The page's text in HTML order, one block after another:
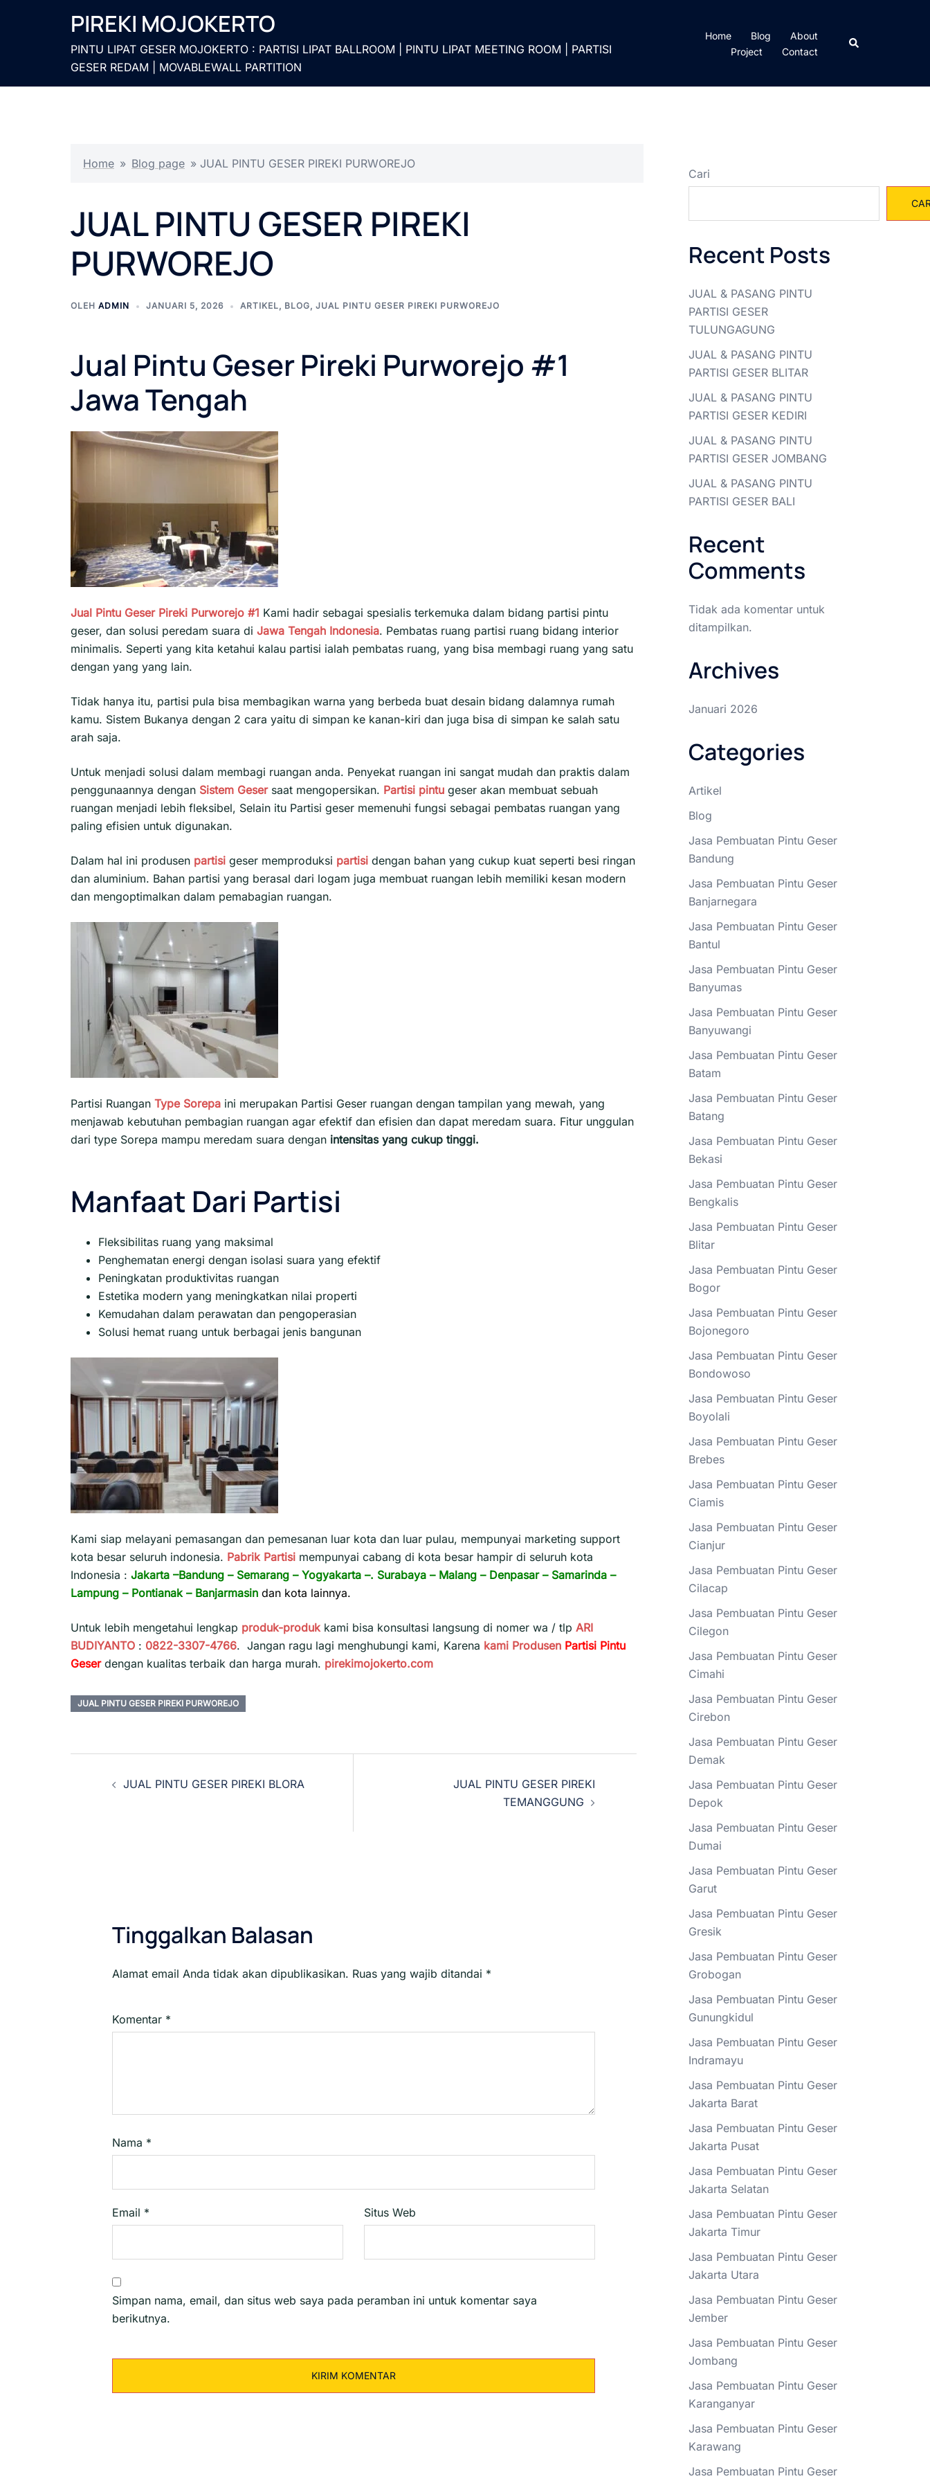
PIREKI MOJOKERTO
PINTU LIPAT GESER MOJOKERTO : PARTISI LIPAT BALLROOM | PINTU LIPAT MEETING ROOM | PARTISI
GESER REDAM | MOVABLEWALL PARTITION
Home Blog
About
Project
Contact
Cari
Home » Blog page » JUAL PINTU GESER PIREKI PURWOREJO
JUAL PINTU GESER PIREKI
PURWOREJO
OLEH ADMIN JANUARI 5, 2026 ARTIKEL, BLOG, JUAL PINTU GESER PIREKI PURWOREJO
Jual Pintu Geser Pireki Purworejo #1
Jawa Tengah
Jual Pintu Geser Pireki Purworejo #1 Kami hadir sebagai spesialis terkemuka dalam bidang partisi pintu
geser, dan solusi peredam suara di Jawa Tengah Indonesia. Pembatas ruang partisi ruang bidang interior
minimalis. Seperti yang kita ketahui kalau partisi ialah pembatas ruang, yang bisa membagi ruang yang satu
dengan yang yang lain.
Tidak hanya itu, partisi pula bisa membagikan warna yang berbeda buat desain bidang dalamnya rumah
kamu. Sistem Bukanya dengan 2 cara yaitu di simpan ke kanan-kiri dan juga bisa di simpan ke salah satu
arah saja.
Untuk menjadi solusi dalam membagi ruangan anda. Penyekat ruangan ini sangat mudah dan praktis dalam
penggunaannya dengan Sistem Gesersaat mengopersikan. Partisi pintu geser akan membuat sebuah
ruangan menjadi lebih fleksibel, Selain itu Partisi geser memenuhi fungsi sebagai pembatas ruangan yang
paling efisien untuk digunakan.
Dalam hal ini produsen partisi geser memproduksi partisi dengan bahan yang cukup kuat seperti besi ringan
dan aluminium. Bahan partisi yang berasal dari logam juga membuat ruangan lebih memiliki kesan modern
dan mengoptimalkan dalam pemabagian ruangan.
Partisi Ruangan Type Sorepa ini merupakan Partisi Geser ruangan dengan tampilan yang mewah, yang
menjawab kebutuhan pembagian ruangan agar efektif dan efisien dan dapat meredam suara. Fitur unggulan
dari type Sorepa mampu meredam suara dengan intensitas yang cukup tinggi.
Manfaat Dari Partisi
Fleksibilitas ruang yang maksimal
Penghematan energi dengan isolasi suara yang efektif
Peningkatan produktivitas ruangan
Estetika modern yang meningkatkan nilai properti
Kemudahan dalam perawatan dan pengoperasian
Solusi hemat ruang untuk berbagai jenis bangunan
Kami siap melayani pemasangan dan pemesanan luar kota dan luar pulau, mempunyai marketing support
kota besar seluruh indonesia. Pabrik Partisi mempunyai cabang di kota besar hampir di seluruh kota
Indonesia : Jakarta –Bandung – Semarang – Yogyakarta –. Surabaya – Malang – Denpasar– Samarinda –
Lampung – Pontianak – Banjarmasin dan kota lainnya.
Untuk lebih mengetahui lengkap produk-produk kami bisa konsultasi langsung di nomer wa / tlp ARI
BUDIYANTO : 0822-3307-4766. Jangan ragu lagi menghubungi kami, Karena kami Produsen Partisi Pintu
Geser dengan kualitas terbaik dan harga murah. pirekimojokerto.com
JUAL PINTU GESER PIREKI PURWOREJO
Navigasi
JUAL PINTU GESER PIREKI BLORA
JUAL PINTU GESER PIREKI
TEMANGGUNG
Tinggalkan Balasan
Alamat email Anda tidak akan dipublikasikan. Ruas yang wajib ditandai *
Komentar *
Nama *
Email * Situs Web
Simpan nama, email, dan situs web saya pada peramban ini untuk komentar saya
berikutnya.
Cari
Recent Posts
JUAL & PASANG PINTU
PARTISI GESER
TULUNGAGUNG
JUAL & PASANG PINTU
PARTISI GESER BLITAR
JUAL & PASANG PINTU
PARTISI GESER KEDIRI
JUAL & PASANG PINTU
PARTISI GESER JOMBANG
JUAL & PASANG PINTU
PARTISI GESER BALI
Recent
Comments
Tidak ada komentar untuk
ditampilkan.
Archives
Januari 2026
Categories
Artikel
Blog
Jasa Pembuatan Pintu Geser
Bandung
Jasa Pembuatan Pintu Geser
Banjarnegara
Jasa Pembuatan Pintu Geser
Bantul
Jasa Pembuatan Pintu Geser
Banyumas
Jasa Pembuatan Pintu Geser
Banyuwangi
Jasa Pembuatan Pintu Geser
Batam
Jasa Pembuatan Pintu Geser
Batang
Jasa Pembuatan Pintu Geser
Bekasi
Jasa Pembuatan Pintu Geser
Bengkalis
Jasa Pembuatan Pintu Geser
Blitar
Jasa Pembuatan Pintu Geser
Bogor
Jasa Pembuatan Pintu Geser
Bojonegoro
Jasa Pembuatan Pintu Geser
Bondowoso
Jasa Pembuatan Pintu Geser
Boyolali
Jasa Pembuatan Pintu Geser
Brebes
Jasa Pembuatan Pintu Geser
Ciamis
Jasa Pembuatan Pintu Geser
Cianjur
Jasa Pembuatan Pintu Geser
Cilacap
Jasa Pembuatan Pintu Geser
Cilegon
Jasa Pembuatan Pintu Geser
Cimahi
Jasa Pembuatan Pintu Geser
Cirebon
Jasa Pembuatan Pintu Geser
Demak
Jasa Pembuatan Pintu Geser
Depok
Jasa Pembuatan Pintu Geser
Dumai
Jasa Pembuatan Pintu Geser
Garut
Jasa Pembuatan Pintu Geser
Gresik
Jasa Pembuatan Pintu Geser
Grobogan
Jasa Pembuatan Pintu Geser
Gunungkidul
Jasa Pembuatan Pintu Geser
Indramayu
Jasa Pembuatan Pintu Geser
Jakarta Barat
Jasa Pembuatan Pintu Geser
Jakarta Pusat
Jasa Pembuatan Pintu Geser
Jakarta Selatan
Jasa Pembuatan Pintu Geser
Jakarta Timur
Jasa Pembuatan Pintu Geser
Jakarta Utara
Jasa Pembuatan Pintu Geser
Jember
Jasa Pembuatan Pintu Geser
Jombang
Jasa Pembuatan Pintu Geser
Karanganyar
Jasa Pembuatan Pintu Geser
Karawang
Jasa Pembuatan Pintu Geser